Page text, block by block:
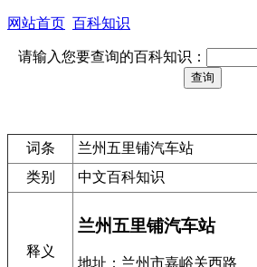
网站首页 百科知识
请输入您要查询的百科知识：
词条
兰州五里铺汽车站
类别
中文百科知识
释义
兰州五里铺汽车站
地址：兰州市嘉峪关西路